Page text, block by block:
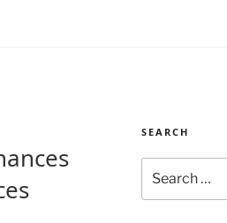
SEARCH
for: